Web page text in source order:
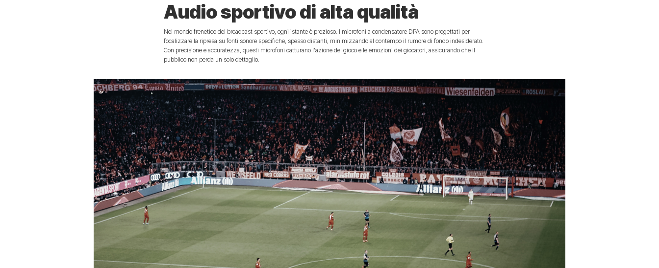
Audio sportivo di alta qualità
Nel mondo frenetico del broadcast sportivo, ogni istante è prezioso. I microfoni a condensatore DPA sono progettati per
focalizzare la ripresa su fonti sonore specifiche, spesso distanti, minimizzando al contempo il rumore di fondo indesiderato.
Con precisione e accuratezza, questi microfoni catturano l'azione del gioco e le emozioni dei giocatori, assicurando che il
pubblico non perda un solo dettaglio.